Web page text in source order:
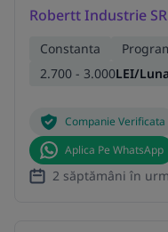
Robertt Industrie
Constanta
2.700 - 3.000LEI/Luna
Companie Verificata
Aplica Pe WhatsApp
2 săptămâni în